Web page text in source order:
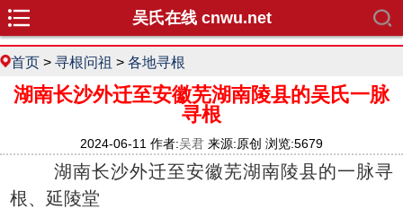
吴氏在线 cnwu.net
首页 > 寻根问祖 > 各地寻根
湖南长沙外迁至安徽芜湖南陵县的吴氏一脉
寻根
2024-06-11 作者:吴君 来源:原创 浏览:5679
湖南长沙外迁至安徽芜湖南陵县的一脉寻
根、延陵堂